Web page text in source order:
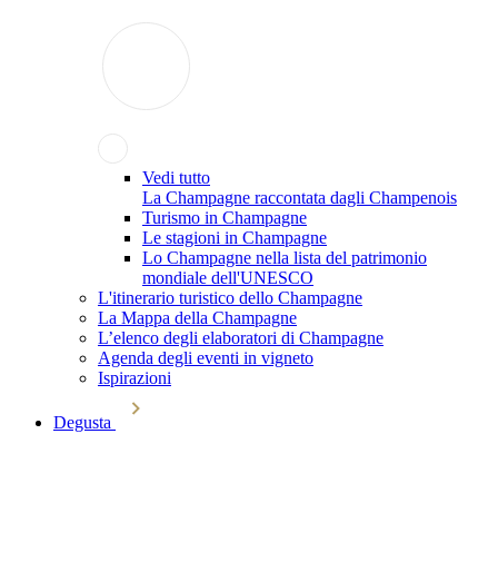
Vedi tutto
La Champagne raccontata dagli Champenois
Turismo in Champagne
Le stagioni in Champagne
Lo Champagne nella lista del patrimonio
mondiale dell'UNESCO
L'itinerario turistico dello Champagne
La Mappa della Champagne
L’elenco degli elaboratori di Champagne
Agenda degli eventi in vigneto
Ispirazioni
Degusta